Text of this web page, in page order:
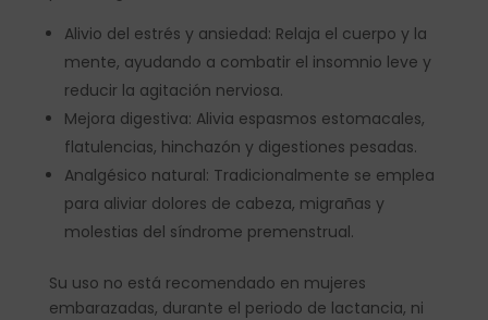
Alivio del estrés y ansiedad: Relaja el cuerpo y la
mente, ayudando a combatir el insomnio leve y
reducir la agitación nerviosa.
Mejora digestiva: Alivia espasmos estomacales,
flatulencias, hinchazón y digestiones pesadas.
Analgésico natural: Tradicionalmente se emplea
para aliviar dolores de cabeza, migrañas y
molestias del síndrome premenstrual.
Su uso no está recomendado en mujeres
embarazadas, durante el periodo de lactancia, ni